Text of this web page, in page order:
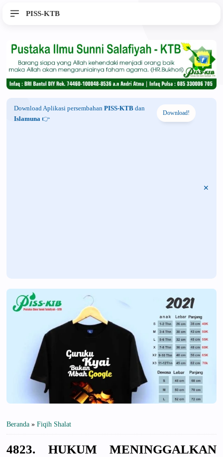
PISS-KTB
Download Aplikasi persembahan PISS-KTB dan
Islamuna 👉
Download!
Beranda » Fiqih Shalat
4823. HUKUM MENINGGALKAN